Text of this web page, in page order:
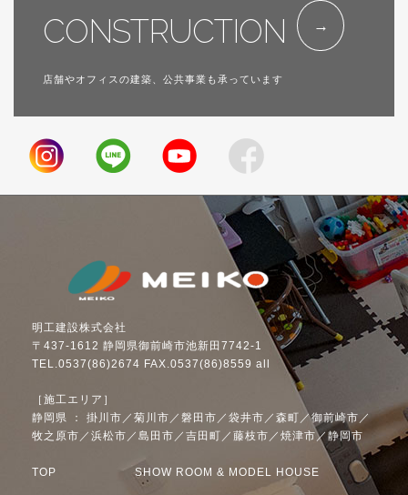
CONSTRUCTION
店舗やオフィスの建築、公共事業も承っています
明工建設株式会社
〒437-1612 静岡県御前崎市池新田7742-1
TEL.0537(86)2674 FAX.0537(86)8559 all
［施工エリア］
静岡県 ： 掛川市／菊川市／磐田市／袋井市／森町／御前崎市／
牧之原市／浜松市／島田市／吉田町／藤枝市／焼津市／静岡市
TOP SHOW ROOM & MODEL HOUSE